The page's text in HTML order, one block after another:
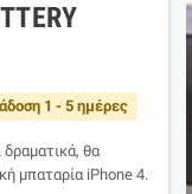
1 - 5 ημέρες
θα
μπαταρία iPhone 4.